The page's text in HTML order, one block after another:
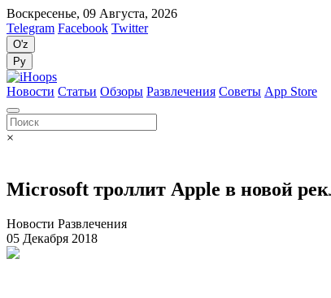
Воскресенье, 09 Августа, 2026
Telegram Facebook Twitter
O'z
Ру
Новости Статьи Обзоры Развлечения Советы App Store
×
Microsoft троллит Apple в новой
Новости Развлечения
05 Декабря 2018